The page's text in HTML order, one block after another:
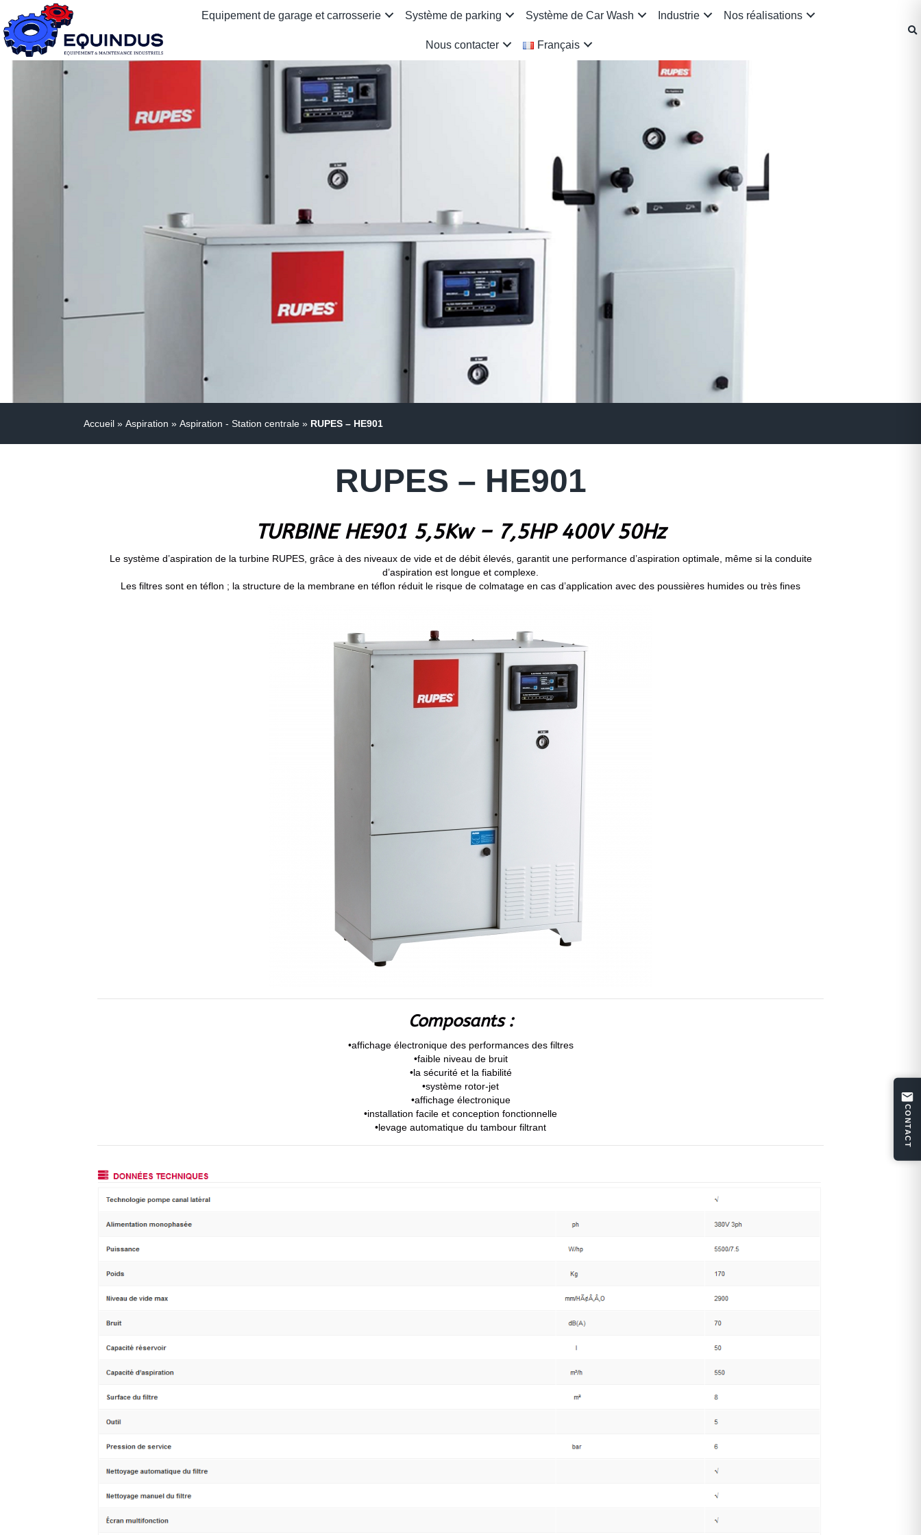
Equipement de garage et carrosserie Système de parking Système de Car Wash Industrie Nos réalisations
Nous contacter Français
Accueil » Aspiration » Aspiration - Station centrale » RUPES – HE901
RUPES – HE901
TURBINE HE901 5,5Kw – 7,5HP 400V 50Hz
Le système d’aspiration de la turbine RUPES, grâce à des niveaux de vide et de débit élevés, garantit une performance d’aspiration optimale, même si la conduite
d’aspiration est longue et complexe.
Les filtres sont en téflon ; la structure de la membrane en téflon réduit le risque de colmatage en cas d’application avec des poussières humides ou très fines
Composants :
•affichage électronique des performances des filtres
•faible niveau de bruit
•la sécurité et la fiabilité
•système rotor-jet
•affichage électronique
•installation facile et conception fonctionnelle
•levage automatique du tambour filtrant
CONTACT